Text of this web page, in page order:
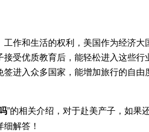
作和生活的权利，美国作为经济大
受优质教育后，能轻松进入这些行
进入众多国家，能增加旅行的自由
”的相关介绍，对于赴美产子，如果
解答！